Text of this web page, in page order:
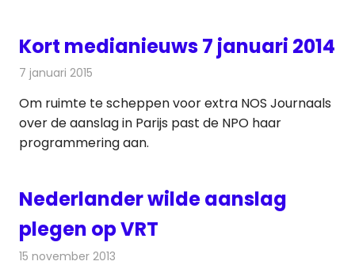
Kort medianieuws 7 januari 2014
7 januari 2015
Om ruimte te scheppen voor extra NOS Journaals
over de aanslag in Parijs past de NPO haar
programmering aan.
Nederlander wilde aanslag
plegen op VRT
15 november 2013